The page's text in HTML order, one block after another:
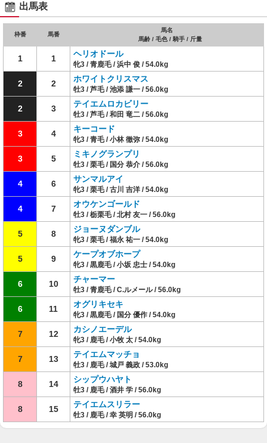
出馬表
枠番 馬番
馬名
馬齢 / 毛色 / 騎手 / 斤量
1 1 ヘリオドール
牝3 / 青鹿毛 / 浜中 俊 / 54.0kg
2 2 ホワイトクリスマス
牡3 / 芦毛 / 池添 謙一 / 56.0kg
2 3 テイエムロカビリー
牡3 / 芦毛 / 和田 竜二 / 56.0kg
3 4 キーコード
牝3 / 青毛 / 小林 徹弥 / 54.0kg
3 5 ミキノグランプリ
牡3 / 栗毛 / 国分 恭介 / 56.0kg
4 6 サンマルアイ
牝3 / 栗毛 / 古川 吉洋 / 54.0kg
4 7 オウケンゴールド
牡3 / 栃栗毛 / 北村 友一 / 56.0kg
5 8 ジョーヌダンブル
牝3 / 栗毛 / 福永 祐一 / 54.0kg
5 9 ケープオブホープ
牝3 / 黒鹿毛 / 小坂 忠士 / 54.0kg
6 10 チャーマー
牡3 / 青鹿毛 / C.ルメール / 56.0kg
6 11 オグリキセキ
牝3 / 黒鹿毛 / 国分 優作 / 54.0kg
7 12 カシノエーデル
牝3 / 鹿毛 / 小牧 太 / 54.0kg
7 13 テイエムマッチョ
牡3 / 鹿毛 / 城戸 義政 / 53.0kg
8 14 シップウハヤト
牡3 / 鹿毛 / 酒井 学 / 56.0kg
8 15 テイエムスリラー
牡3 / 鹿毛 / 幸 英明 / 56.0kg